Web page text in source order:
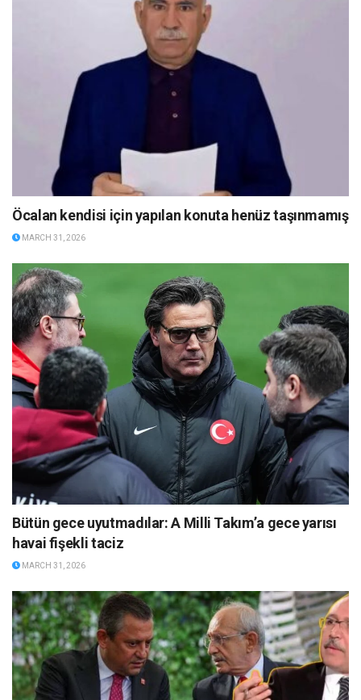
Öcalan kendisi için yapılan konuta henüz taşınmamış
MARCH 31, 2026
Bütün gece uyutmadılar: A Milli Takım’a gece yarısı
havai fişekli taciz
MARCH 31, 2026